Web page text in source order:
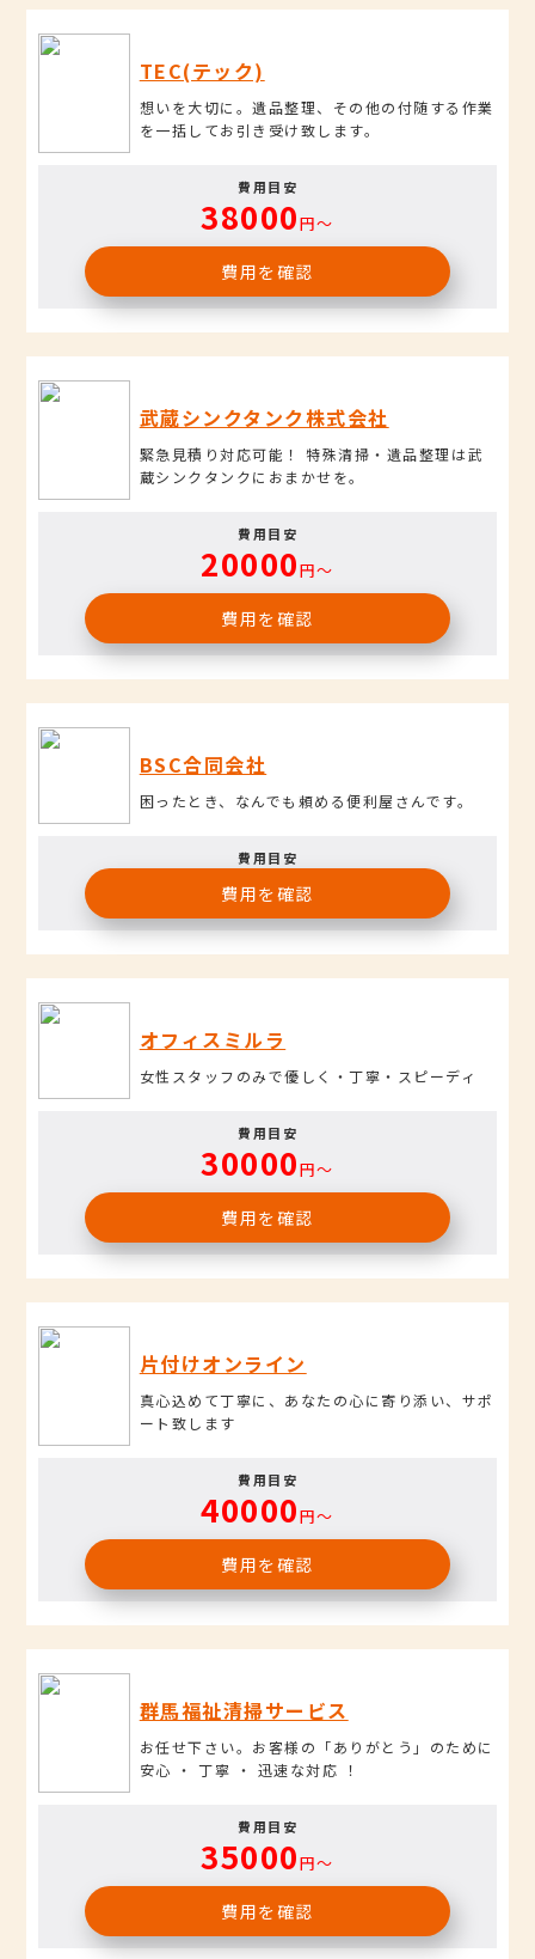
TEC(テック)
想いを大切に。遺品整理、その他の付随する作業
を一括してお引き受け致します。
費用目安
38000円〜
費用を確認
武蔵シンクタンク株式会社
緊急見積り対応可能！ 特殊清掃・遺品整理は武
蔵シンクタンクにおまかせを。
費用目安
20000円〜
費用を確認
BSC合同会社
困ったとき、なんでも頼める便利屋さんです。
費用目安
費用を確認
オフィスミルラ
女性スタッフのみで優しく・丁寧・スピーディ
費用目安
30000円〜
費用を確認
片付けオンライン
真心込めて丁寧に、あなたの心に寄り添い、サポ
ート致します
費用目安
40000円〜
費用を確認
群馬福祉清掃サービス
お任せ下さい。お客様の「ありがとう」のために
安心 ・ 丁寧 ・ 迅速な対応 ！
費用目安
35000円〜
費用を確認